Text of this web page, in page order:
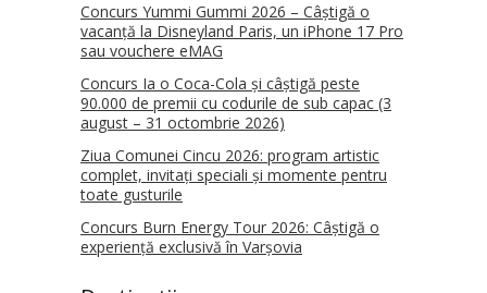
Concurs Yummi Gummi 2026 – Câștigă o
vacanță la Disneyland Paris, un iPhone 17 Pro
sau vouchere eMAG
Concurs Ia o Coca-Cola și câștigă peste
90.000 de premii cu codurile de sub capac (3
august – 31 octombrie 2026)
Ziua Comunei Cincu 2026: program artistic
complet, invitați speciali și momente pentru
toate gusturile
Concurs Burn Energy Tour 2026: Câștigă o
experiență exclusivă în Varșovia